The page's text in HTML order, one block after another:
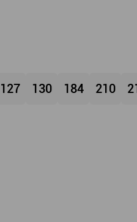
127 130 184 210